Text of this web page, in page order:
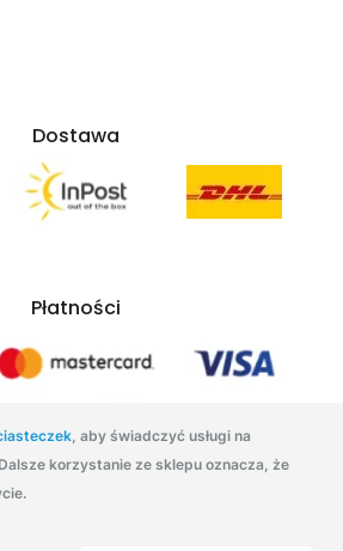
, aby świadczyć usługi na
korzystanie ze sklepu oznacza, że
Dostawa
Płatności